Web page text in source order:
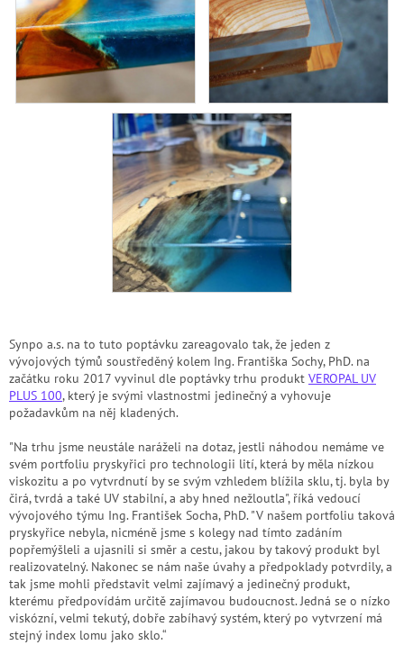
Synpo a.s. na to tuto poptávku zareagovalo tak, že jeden z
vývojových týmů soustředěný kolem Ing. Františka Sochy, PhD. na
začátku roku 2017 vyvinul dle poptávky trhu produkt VEROPALUV
PLUS 100, který je svými vlastnostmi jedinečný a vyhovuje
požadavkům na něj kladených.
"Na trhu jsme neustále naráželi na dotaz, jestli náhodou nemáme ve
svém portfoliu pryskyřici pro technologii lití, která by měla nízkou
viskozitu a po vytvrdnutí by se svým vzhledem blížila sklu, tj. byla by
čirá, tvrdá a také UV stabilní, a aby hned nežloutla", říká vedoucí
vývojového týmu Ing. František Socha, PhD. "V našem portfoliu taková
pryskyřice nebyla, nicméně jsme s kolegy nad tímto zadáním
popřemýšleli a ujasnili si směr a cestu, jakou by takový produkt byl
realizovatelný. Nakonec se nám naše úvahy a předpoklady potvrdily, a
tak jsme mohli představit velmi zajímavý a jedinečný produkt,
kterému předpovídám určitě zajímavou budoucnost. Jedná se o nízko
viskózní, velmi tekutý, dobře zabíhavý systém, který po vytvrzení má
stejný index lomu jako sklo.“